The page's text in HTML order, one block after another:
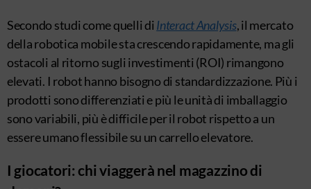
Secondo studi come quelli di Interact Analysis, il mercato
della robotica mobile sta crescendo rapidamente, ma gli
ostacoli al ritorno sugli investimenti (ROI) rimangono
elevati. I robot hanno bisogno di standardizzazione. Più i
prodotti sono differenziati e più le unità di imballaggio
sono variabili, più è difficile per il robot rispetto a un
essere umano flessibile su un carrello elevatore.
I giocatori: chi viaggerà nel magazzino di